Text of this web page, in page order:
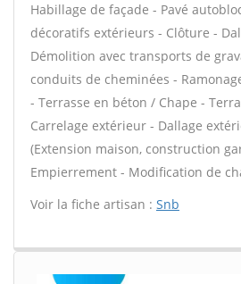
Habillage de façade - Pavé
décoratifs extérieurs - Clôture -
Démolition avec transports de
conduits de cheminées -
- Terrasse en béton / Chape -
Carrelage extérieur - Dallage
(Extension maison, construction
Empierrement - Modification de
Voir la fiche artisan : Snb